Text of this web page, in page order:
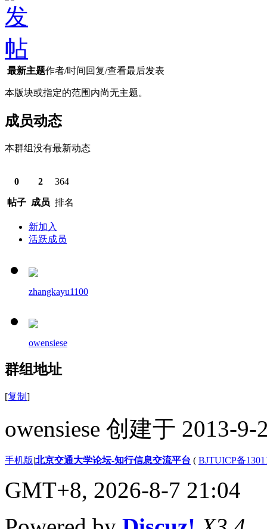
最新主题作者/时间 回复/查看最后发表
本版块或指定的范围内尚无主题。
成员动态
本群组没有最新动态
0
帖子
2
成员
364
排名
新加入
活跃成员
zhangkayu1100
owensiese
群组地址
[复制 ]
owensiese 创建于 2013-9-
手机版|北京交通大学论坛-知行信息交流平台 ( BJTUICP备
GMT+8, 2026-8-7 21:04